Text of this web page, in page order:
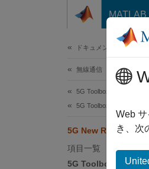
コンテンツへスキップ
ドキュメンテーションの
無線通信
5G Toolbox
5G Toolbox 入門
5G New Radio とは
項目一覧
5G Toolbox のスコ
Web
き、次